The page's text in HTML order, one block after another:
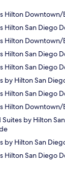
Hilton Downtown/
Hilton San Diego
Hilton Downtown/
Hilton San Diego
Hilton San Diego
by Hilton San
Hilton San Diego
Hilton Downtown/
by Hilton
by Hilton San
Hilton San Diego